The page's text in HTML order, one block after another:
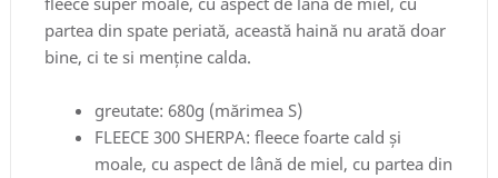
partea din spate periată, această haină nu arată doar
bine, ci te si menține calda.
greutate: 680g (mărimea S)
FLEECE 300 SHERPA: fleece foarte cald și
moale, cu aspect de lână de miel, cu partea din